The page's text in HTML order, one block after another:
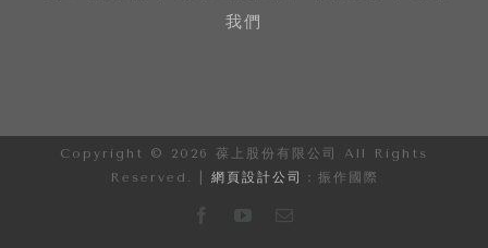
我們
Copyright © 2026 葆上股份有限公司 All Rights
Reserved. | 網頁設計公司 ：振作國際